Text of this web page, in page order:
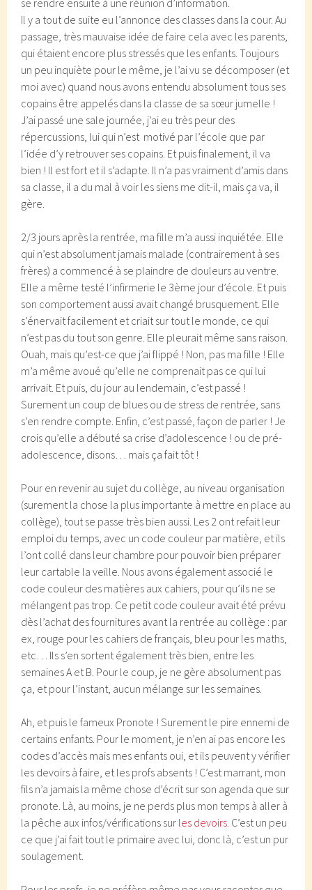
se rendre ensuite à une réunion d’information.
Il y a tout de suite eu l’annonce des classes dans la cour. Au
passage, très mauvaise idée de faire cela avec les parents,
qui étaient encore plus stressés que les enfants. Toujours
un peu inquiète pour le même, je l’ai vu se décomposer (et
moi avec) quand nous avons entendu absolument tous ses
copains être appelés dans la classe de sa sœur jumelle !
J’ai passé une sale journée, j’ai eu très peur des
répercussions, lui qui n’est motivé par l’école que par
l’idée d’y retrouver ses copains. Et puis finalement, il va
bien ! Il est fort et il s’adapte. Il n’a pas vraiment d’amis dans
sa classe, il a du mal à voir les siens me dit-il, mais ça va, il
gère.
2/3 jours après la rentrée, ma fille m’a aussi inquiétée. Elle
qui n’est absolument jamais malade (contrairement à ses
frères) a commencé à se plaindre de douleurs au ventre.
Elle a même testé l’infirmerie le 3ème jour d’école. Et puis
son comportement aussi avait changé brusquement. Elle
s’énervait facilement et criait sur tout le monde, ce qui
n’est pas du tout son genre. Elle pleurait même sans raison.
Ouah, mais qu’est-ce que j’ai flippé ! Non, pas ma fille ! Elle
m’a même avoué qu’elle ne comprenait pas ce qui lui
arrivait. Et puis, du jour au lendemain, c’est passé !
Surement un coup de blues ou de stress de rentrée, sans
s’en rendre compte. Enfin, c’est passé, façon de parler ! Je
crois qu’elle a débuté sa crise d’adolescence ! ou de pré-
adolescence, disons… mais ça fait tôt !
Pour en revenir au sujet du collège, au niveau organisation
(surement la chose la plus importante à mettre en place au
collège), tout se passe très bien aussi. Les 2 ont refait leur
emploi du temps, avec un code couleur par matière, et ils
l’ont collé dans leur chambre pour pouvoir bien préparer
leur cartable la veille. Nous avons également associé le
code couleur des matières aux cahiers, pour qu’ils ne se
mélangent pas trop. Ce petit code couleur avait été prévu
dès l’achat des fournitures avant la rentrée au collège : par
ex, rouge pour les cahiers de français, bleu pour les maths,
etc… Ils s’en sortent également très bien, entre les
semaines A et B. Pour le coup, je ne gère absolument pas
ça, et pour l’instant, aucun mélange sur les semaines.
Ah, et puis le fameux Pronote ! Surement le pire ennemi de
certains enfants. Pour le moment, je n’en ai pas encore les
codes d’accès mais mes enfants oui, et ils peuvent y vérifier
les devoirs à faire, et les profs absents ! C’est marrant, mon
fils n’a jamais la même chose d’écrit sur son agenda que sur
pronote. Là, au moins, je ne perds plus mon temps à aller à
la pêche aux infos/vérifications sur les devoirs. C’est un peu
ce que j’ai fait tout le primaire avec lui, donc là, c’est un pur
soulagement.